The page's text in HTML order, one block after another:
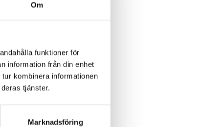
Om
funktioner för
information från din enhet
kombinera informationen
tjänster.
Marknadsföring